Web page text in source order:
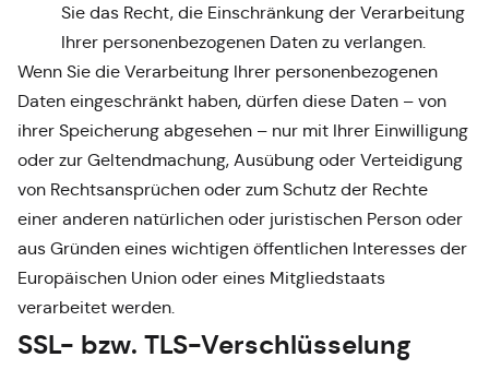
Sie das Recht, die Einschränkung der Verarbeitung
Ihrer personenbezogenen Daten zu verlangen.
Wenn Sie die Verarbeitung Ihrer personenbezogenen
Daten eingeschränkt haben, dürfen diese Daten – von
ihrer Speicherung abgesehen – nur mit Ihrer Einwilligung
oder zur Geltendmachung, Ausübung oder Verteidigung
von Rechtsansprüchen oder zum Schutz der Rechte
einer anderen natürlichen oder juristischen Person oder
aus Gründen eines wichtigen öffentlichen Interesses der
Europäischen Union oder eines Mitgliedstaats
verarbeitet werden.
SSL- bzw. TLS-Verschlüsselung